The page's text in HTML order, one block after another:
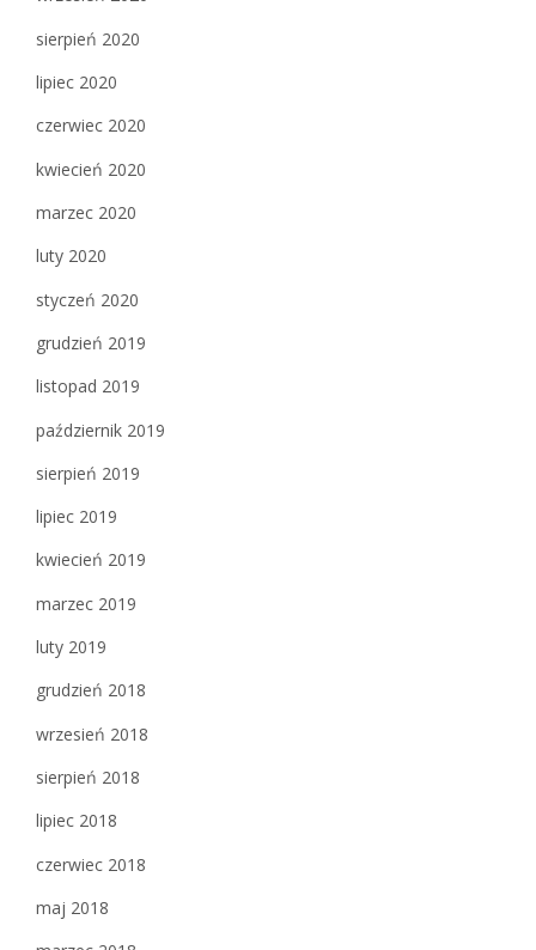
sierpień 2020
lipiec 2020
czerwiec 2020
kwiecień 2020
marzec 2020
luty 2020
styczeń 2020
grudzień 2019
listopad 2019
październik 2019
sierpień 2019
lipiec 2019
kwiecień 2019
marzec 2019
luty 2019
grudzień 2018
wrzesień 2018
sierpień 2018
lipiec 2018
czerwiec 2018
maj 2018